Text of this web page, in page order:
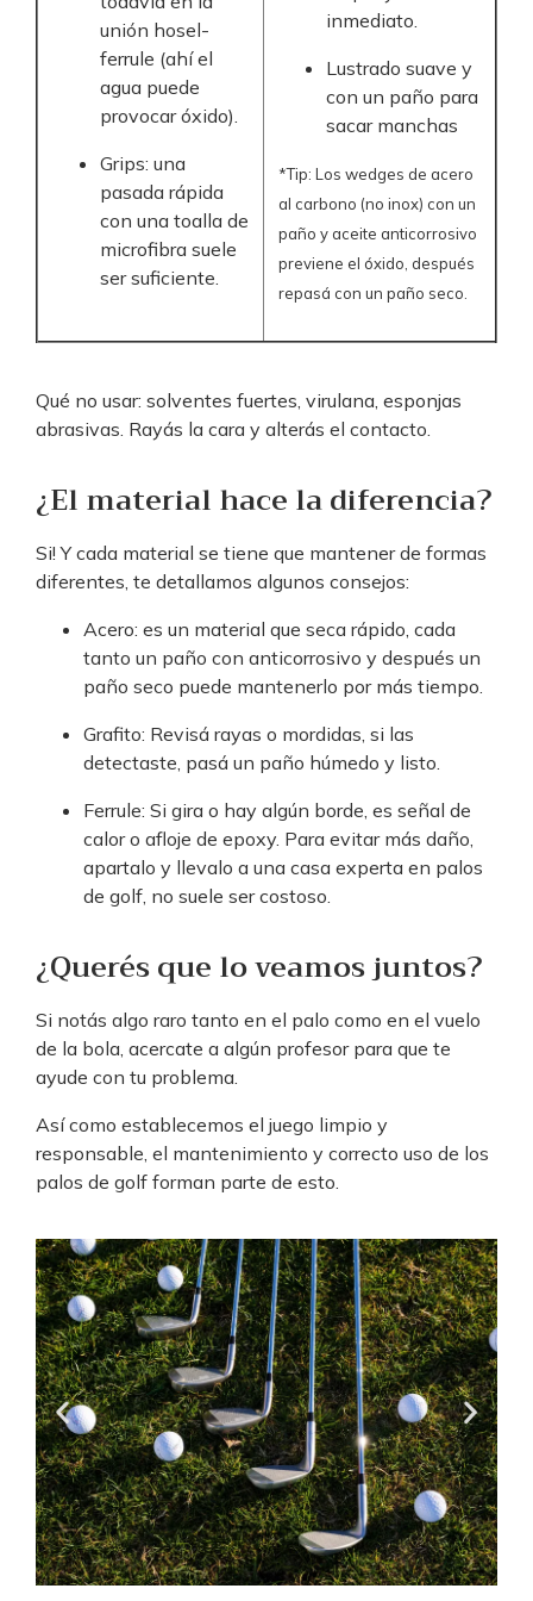
unión hosel-
ferrule (ahí el
agua puede
provocar óxido).
Grips: una
pasada rápida
con una toalla de
microfibra suele
ser suficiente.
inmediato.
Lustrado suave y
con un paño para
sacar manchas
*Tip: Los wedges de acero
al carbono (no inox) con un
paño y aceite anticorrosivo
previene el óxido, después
repasá con un paño seco.
Qué no usar: solventes fuertes, virulana, esponjas
abrasivas. Rayás la cara y alterás el contacto.
¿El material hace la diferencia?
Si! Y cada material se tiene que mantener de formas
diferentes, te detallamos algunos consejos:
Acero: es un material que seca rápido, cada
tanto un paño con anticorrosivo y después un
paño seco puede mantenerlo por más tiempo.
Grafito: Revisá rayas o mordidas, si las
detectaste, pasá un paño húmedo y listo.
Ferrule: Si gira o hay algún borde, es señal de
calor o afloje de epoxy. Para evitar más daño,
apartalo y llevalo a una casa experta en palos
de golf, no suele ser costoso.
¿Querés que lo veamos juntos?
Si notás algo raro tanto en el palo como en el vuelo
de la bola, acercate a algún profesor para que te
ayude con tu problema.
Así como establecemos el juego limpio y
responsable, el mantenimiento y correcto uso de los
palos de golf forman parte de esto.